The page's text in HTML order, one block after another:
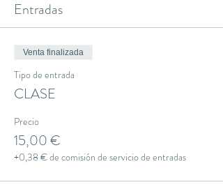
Entradas
Venta finalizada
Tipo de entrada
CLASE
Precio
15,00 €
+0,38 € de comisión de servicio de entradas